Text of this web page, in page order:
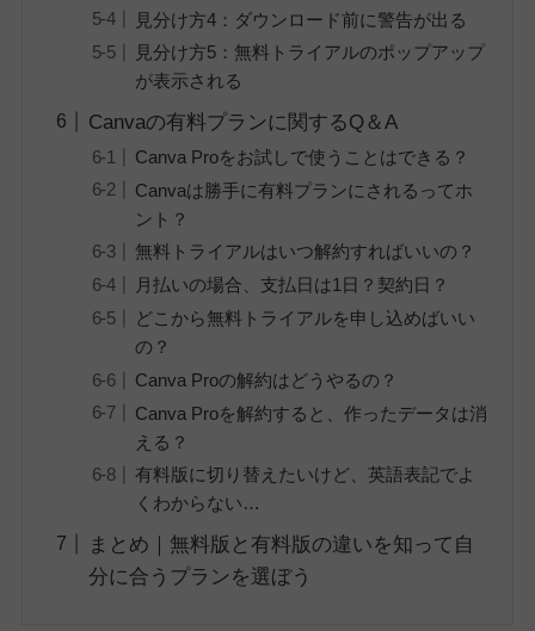
見分け方4：ダウンロード前に警告が出る
見分け方5：無料トライアルのポップアップ
が表示される
Canvaの有料プランに関するQ＆A
Canva Proをお試しで使うことはできる？
Canvaは勝手に有料プランにされるってホ
ント？
無料トライアルはいつ解約すればいいの？
月払いの場合、支払日は1日？契約日？
どこから無料トライアルを申し込めばいい
の？
Canva Proの解約はどうやるの？
Canva Proを解約すると、作ったデータは消
える？
有料版に切り替えたいけど、英語表記でよ
くわからない…
まとめ｜無料版と有料版の違いを知って自
分に合うプランを選ぼう